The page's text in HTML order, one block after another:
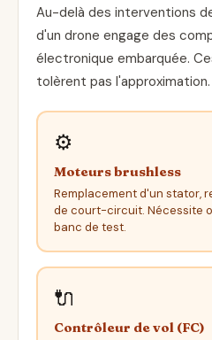
Au-delà des interventions
d'un drone engage des
électronique embarquée.
tolèrent pas l'approximation.
⚙️
Moteurs brushless
Remplacement d'un stator,
de court-circuit. Nécessite
banc de test.
🔌
Contrôleur de vol (FC)